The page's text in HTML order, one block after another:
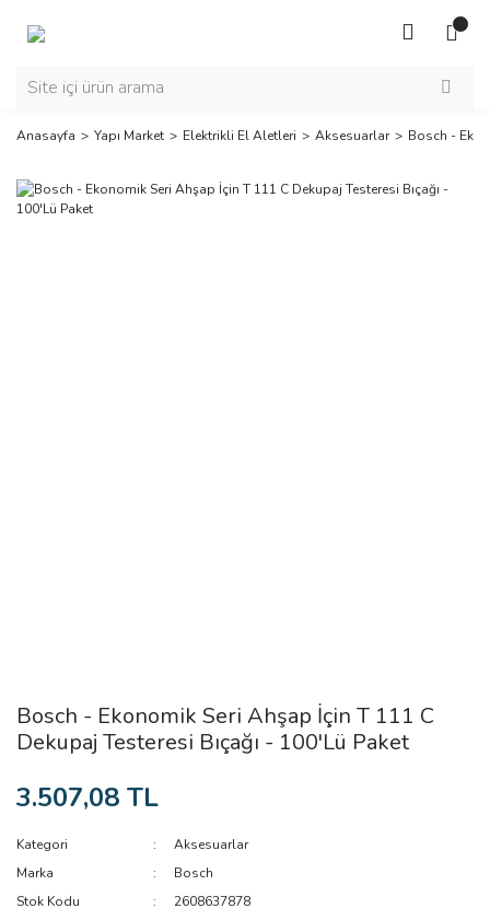
Anasayfa Yapı Market Elektrikli El Aletleri Aksesuarlar Bosch -
Bosch - Ekonomik Seri Ahşap İçin T 111 C
Dekupaj Testeresi Bıçağı - 100'Lü Paket
3.507,08 TL
Kategori
Aksesuarlar
Marka
Bosch
Stok Kodu
2608637878